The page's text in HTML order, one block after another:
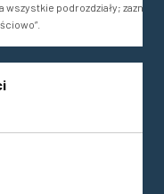
wszystkie podrozdziały;